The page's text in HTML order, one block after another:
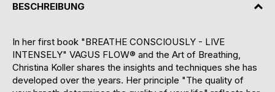
BESCHREIBUNG
In her first book "BREATHE CONSCIOUSLY - LIVE
INTENSELY" VAGUS FLOW® and the Art of Breathing,
Christina Koller shares the insights and techniques she has
developed over the years. Her principle "The quality of